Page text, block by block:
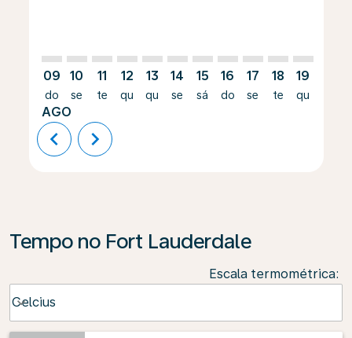
09
do
AGO
10
se
11
te
12
qu
13
qu
14
se
15
sá
16
do
17
se
18
te
19
qu
chevron_left chevron_right
Tempo no Fort Lauderdale
Escala termométrica:
Celcius
keyboard_arrow_down